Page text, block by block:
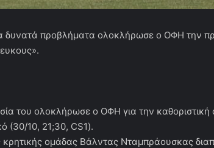
δυνατά προβλήματα ολοκλήρωσε ο ΟΦΗ την
του ολοκλήρωσε ο ΟΦΗ για την
(30/10, 21;30, CS1).
κρητικής ομάδας Βάλντας Νταμπράουσκας